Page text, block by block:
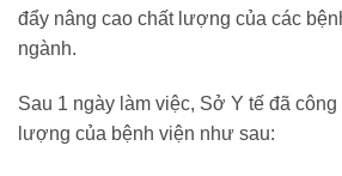
đẩy nâng cao chất lượng của các
ngành.
Sau 1 ngày làm việc, Sở Y tế đã
lượng của bệnh viện như sau: